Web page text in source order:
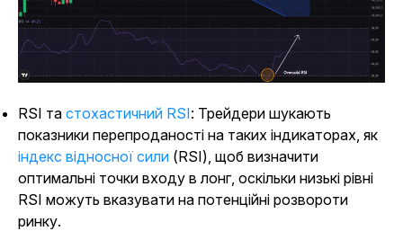
RSI та стохастичний RSI: Трейдери шукають
показники перепроданості на таких індикаторах, як
індекс відносної сили (RSI), щоб визначити
оптимальні точки входу в лонг, оскільки низькі рівні
RSI можуть вказувати на потенційні розвороти
ринку.